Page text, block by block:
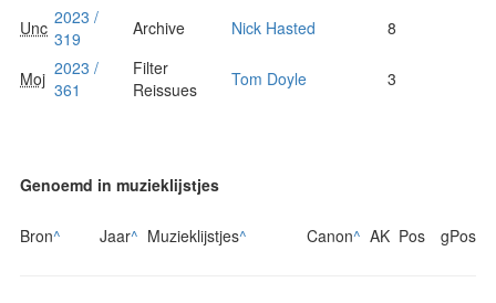
Unc 2023 /
319
Archive Nick Hasted 8
Moj 2023 /
361
Filter
Reissues
Tom Doyle 3
Genoemd in muzieklijstjes
Bron^ Jaar^ Muzieklijstjes^ Canon^ AK Pos gPos